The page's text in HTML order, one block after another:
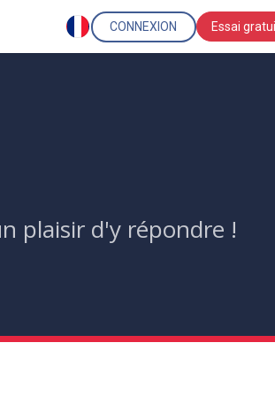
CONNEXION Essai
plaisir d'y répondre !